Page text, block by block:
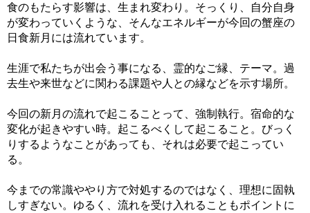
食のもたらす影響は、生まれ変わり。そっくり、自分自身
が変わっていくような、そんなエネルギーが今回の蟹座の
日食新月には流れています。
生涯で私たちが出会う事になる、霊的なご縁、テーマ。過
去生や来世などに関わる課題や人との縁などを示す場所。
今回の新月の流れで起こることって、強制執行。宿命的な
変化が起きやすい時。起こるべくして起こること。びっく
りするようなことがあっても、それは必要で起こってい
る。
今までの常識ややり方で対処するのではなく、理想に固執
しすぎない。ゆるく、流れを受け入れることもポイントに